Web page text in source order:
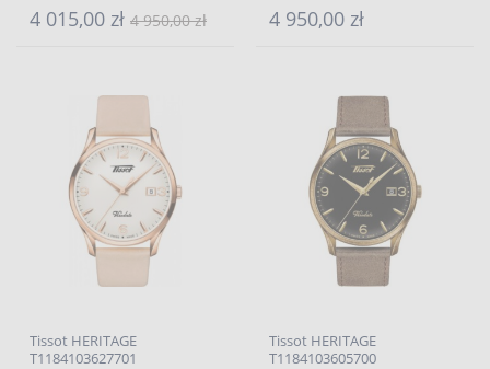
4 015,00 zł 4 950,00 zł 4 950,00 zł
Tissot HERITAGE
T1184103627701
Tissot HERITAGE
T1184103605700